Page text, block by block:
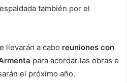
también por el
llevarán a cabo reuniones con
para acordar las obras e
el próximo año.